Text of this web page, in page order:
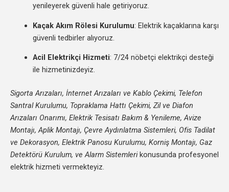
yenileyerek güvenli hale getiriyoruz.
Kaçak Akım Rölesi Kurulumu: Elektrik kaçaklarına karşı
güvenli tedbirler alıyoruz.
Acil Elektrikçi Hizmeti: 7/24 nöbetçi elektrikçi desteği
ile hizmetinizdeyiz.
Sigorta Arızaları, İnternet Arızaları ve Kablo Çekimi, Telefon
Santral Kurulumu, Topraklama Hattı Çekimi, Zil ve Diafon
Arızaları Onarımı, Elektrik Tesisatı Bakım & Yenileme, Avize
Montajı, Aplik Montajı, Çevre Aydınlatma Sistemleri, Ofis Tadilat
ve Dekorasyon, Elektrik Panosu Kurulumu, Korniş Montajı, Gaz
Detektörü Kurulum, ve Alarm Sistemlerikonusunda profesyonel
elektrik hizmeti vermekteyiz.